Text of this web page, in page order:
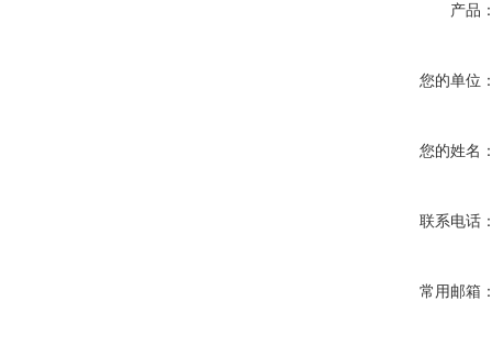
产品
您的单位
您的姓名
联系电话
常用邮箱